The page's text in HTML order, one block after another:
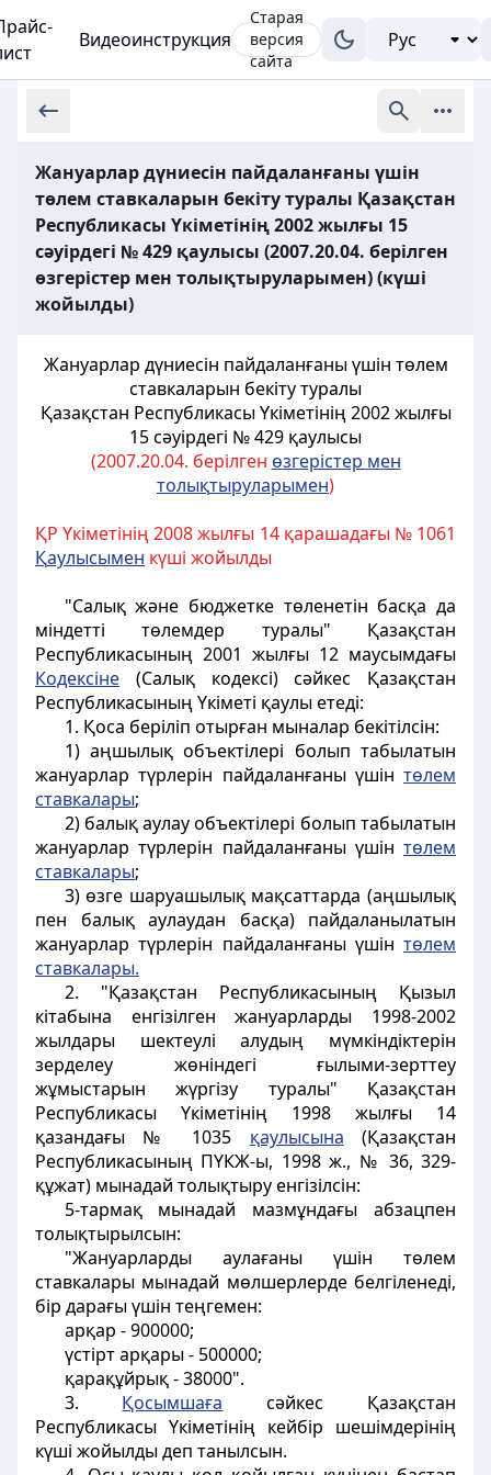
Видеоинструкция
Старая
версия
сайта
Жануарлар дүниесін пайдаланғаны үшін
төлем ставкаларын бекіту туралы Қазақстан
Республикасы Үкіметінің 2002 жылғы 15
сәуірдегі № 429 қаулысы (2007.20.04. берілген
өзгерістер мен толықтыруларымен) (күші
жойылды)
Жануарлар дүниесiн пайдаланғаны үшiн төлем
ставкаларын бекіту туралы
Қазақстан Республикасы Үкіметінің 2002 жылғы
15 сәуірдегі № 429 қаулысы
(2007.20.04. берілген өзгерістер мен
толықтыруларымен)
ҚР Үкіметінің 2008 жылғы 14 қарашадағы № 1061
Қаулысымен күші жойылды
"Салық және бюджетке төленетiн басқа да
мiндеттi төлемдер туралы" Қазақстан
Республикасының 2001 жылғы 12 маусымдағы
Кодексiне (Салық кодексi) сәйкес Қазақстан
Республикасының Үкіметі қаулы етеді:
1. Қоса берiлiп отырған мыналар бекітілсiн:
1) аңшылық объектiлерi болып табылатын
жануарлар түрлерiн пайдаланғаны үшiн төлем
ставкалары;
2) балық аулау объектiлерi болып табылатын
жануарлар түрлерiн пайдаланғаны үшiн төлем
ставкалары;
3) өзге шаруашылық мақсаттарда (аңшылық
пен балық аулаудан басқа) пайдаланылатын
жануарлар түрлерiн пайдаланғаны үшiн төлем
ставкалары.
2. "Қазақстан Республикасының Қызыл
кiтабына енгiзiлген жануарларды 1998-2002
жылдары шектеулi алудың мүмкiндiктерiн
зерделеу жөніндегі ғылыми-зерттеу
жұмыстарын жүргiзу туралы" Қазақстан
Республикасы Үкіметінің 1998 жылғы 14
қазандағы № 1035 қаулысына (Қазақстан
Республикасының ПҮКЖ-ы, 1998 ж., № 36, 329-
құжат) мынадай толықтыру енгізiлсiн:
5-тармақ мынадай мазмұндағы абзацпен
толықтырылсын:
"Жануарларды аулағаны үшiн төлем
ставкалары мынадай мөлшерлерде белгiленедi,
бiр дарағы үшiн теңгемен:
арқар - 900000;
үстiрт арқары - 500000;
қарақұйрық - 38000".
3. Қосымшаға сәйкес Қазақстан
Республикасы Үкіметінiң кейбір шешiмдерiнiң
күшi жойылды деп танылсын.